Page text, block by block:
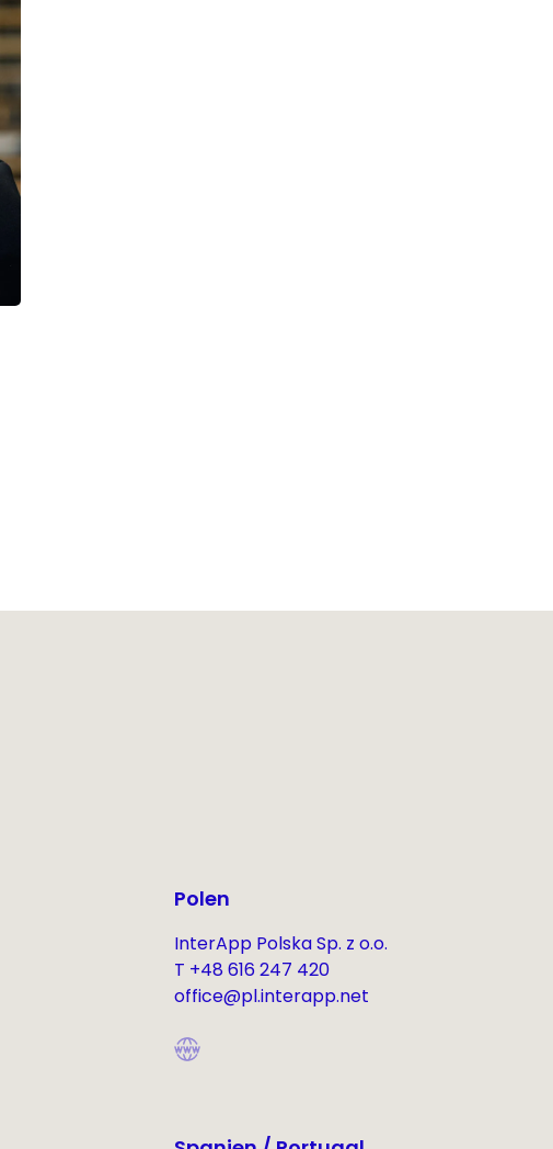
Polen
InterApp Polska Sp. z o.o.
T +48 616 247 420
office@pl.interapp.net